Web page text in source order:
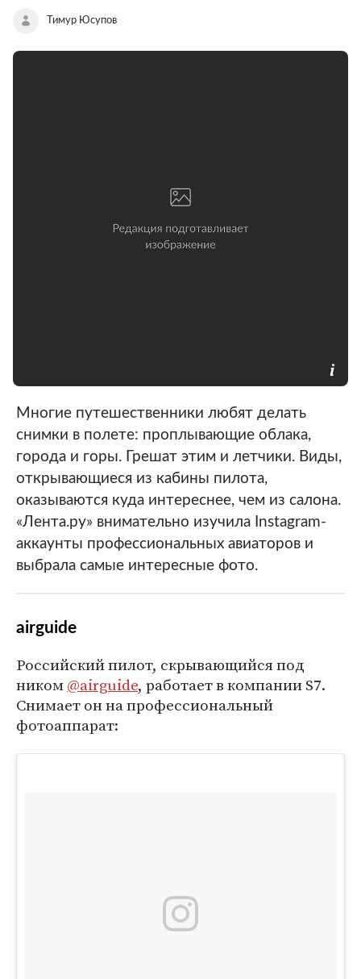
Тимур Юсупов
Многие путешественники любят делать
снимки в полете: проплывающие облака,
города и горы. Грешат этим и летчики. Виды,
открывающиеся из кабины пилота,
оказываются куда интереснее, чем из салона.
«Лента.ру» внимательно изучила Instagram-
аккаунты профессиональных авиаторов и
выбрала самые интересные фото.
airguide
Российский пилот, скрывающийся под
ником@airguide, работает в компании S7.
Снимает он на профессиональный
фотоаппарат: